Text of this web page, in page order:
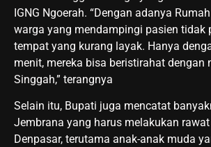
IGNG Ngoerah. “Dengan adanya
warga yang mendampingi pasien tidak
tempat yang kurang layak. Hanya
menit, mereka bisa beristirahat dengan
Singgah,” terangnya
Selain itu, Bupati juga mencatat
Jembrana yang harus melakukan
Denpasar, terutama anak-anak muda